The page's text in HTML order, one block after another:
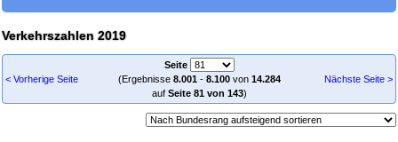
Verkehrszahlen 2019
< Vorherige Seite
Seite
(Ergebnisse 8.001- 8.100von 14.284
auf Seite 81 von 143)
Nächste Seite >